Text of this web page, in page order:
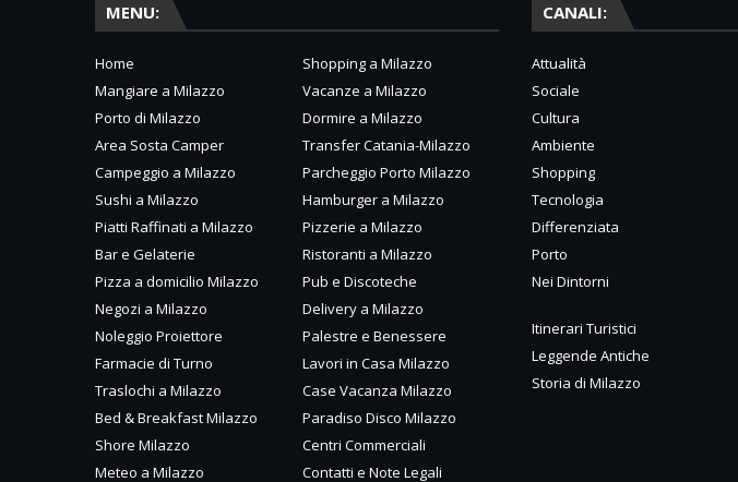
MENU:
Home
Shopping a Milazzo
Mangiare a Milazzo
Vacanze a Milazzo
Porto di Milazzo
Dormire a Milazzo
Area Sosta Camper
Transfer Catania-Milazzo
Campeggio a Milazzo
Parcheggio Porto Milazzo
Sushi a Milazzo
Hamburger a Milazzo
Piatti Raffinati a Milazzo
Pizzerie a Milazzo
Bar e Gelaterie
Ristoranti a Milazzo
Pizza a domicilio Milazzo
Pub e Discoteche
Negozi a Milazzo
Delivery a Milazzo
Noleggio Proiettore
Palestre e Benessere
Farmacie di Turno
Lavori in Casa Milazzo
Traslochi a Milazzo
Case Vacanza Milazzo
Bed & Breakfast Milazzo
Paradiso Disco Milazzo
Shore Milazzo
Centri Commerciali
Meteo a Milazzo
Contatti e Note Legali
CANALI:
Attualità
Sociale
Cultura
Ambiente
Shopping
Tecnologia
Differenziata
Porto
Nei Dintorni
Itinerari Turistici
Leggende Antiche
Storia di Milazzo